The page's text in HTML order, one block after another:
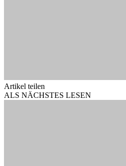
Artikel teilen
ALS NÄCHSTES LESEN